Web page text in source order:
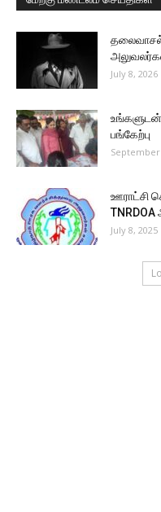
July 8, 2026
பங்கேற்பு
September
ஊராட்சி
July 8, 2025